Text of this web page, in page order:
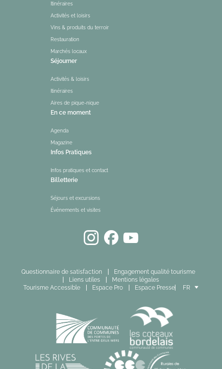
Itinéraires
Activités et loisirs
Vins & produits du terroir
Restauration
Marchés locaux
Séjourner
Activités & loisirs
Itinéraires
Aires de pique-nique
En ce moment
Agenda
Magazine
Infos Pratiques
Infos pratiques et contact
Billetterie
Séjours et excursions
Événements et visites
Questionnaire de satisfaction
Engagement qualité tourisme
Liens utiles
Mentions légales
Tourisme Accessible
Espace Pro Espace Presse
FR